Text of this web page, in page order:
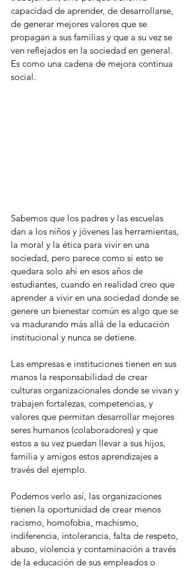
capacidad de aprender, de desarrollarse,
de generar mejores valores que se
propagan a sus familias y que a su vez se
ven reflejados en la sociedad en general.
Es como una cadena de mejora continua
social.
Sabemos que los padres y las escuelas
dan a los niños y jóvenes las herramientas,
la moral y la ética para vivir en una
sociedad, pero parece como si esto se
quedara solo ahí en esos años de
estudiantes, cuando en realidad creo que
aprender a vivir en una sociedad donde se
genere un bienestar común es algo que se
va madurando más allá de la educación
institucional y nunca se detiene.
Las empresas e instituciones tienen en sus
manos la responsabilidad de crear
culturas organizacionales donde se vivan y
trabajen fortalezas, competencias, y
valores que permitan desarrollar mejores
seres humanos (colaboradores) y que
estos a su vez puedan llevar a sus hijos,
familia y amigos estos aprendizajes a
través del ejemplo.
Podemos verlo así, las organizaciones
tienen la oportunidad de crear menos
racismo, homofobia, machismo,
indiferencia, intolerancia, falta de respeto,
abuso, violencia y contaminación a través
de la educación de sus empleados o